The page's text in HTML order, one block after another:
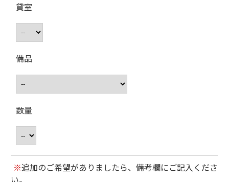
貸室
備品
数量
※追加のご希望がありましたら、備考欄にご記入くださ
い。